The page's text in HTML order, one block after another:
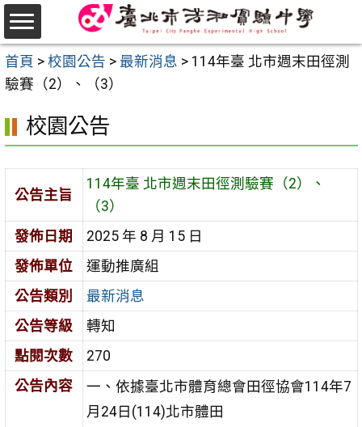
跳
至
主
要
區
首頁 > 校園公告 > 最新消息 > 114年臺 北市週末田徑測
驗賽（2）、（3）
校園公告
公告主旨
114年臺 北市週末田徑測驗賽（2）、
（3）
發佈日期
2025 年 8 月 15 日
發佈單位
運動推廣組
公告類別
最新消息
公告等級
轉知
點閱次數
270
公告內容
一、依據臺北市體育總會田徑協會114年7
月24日(114)北市體田
選
單